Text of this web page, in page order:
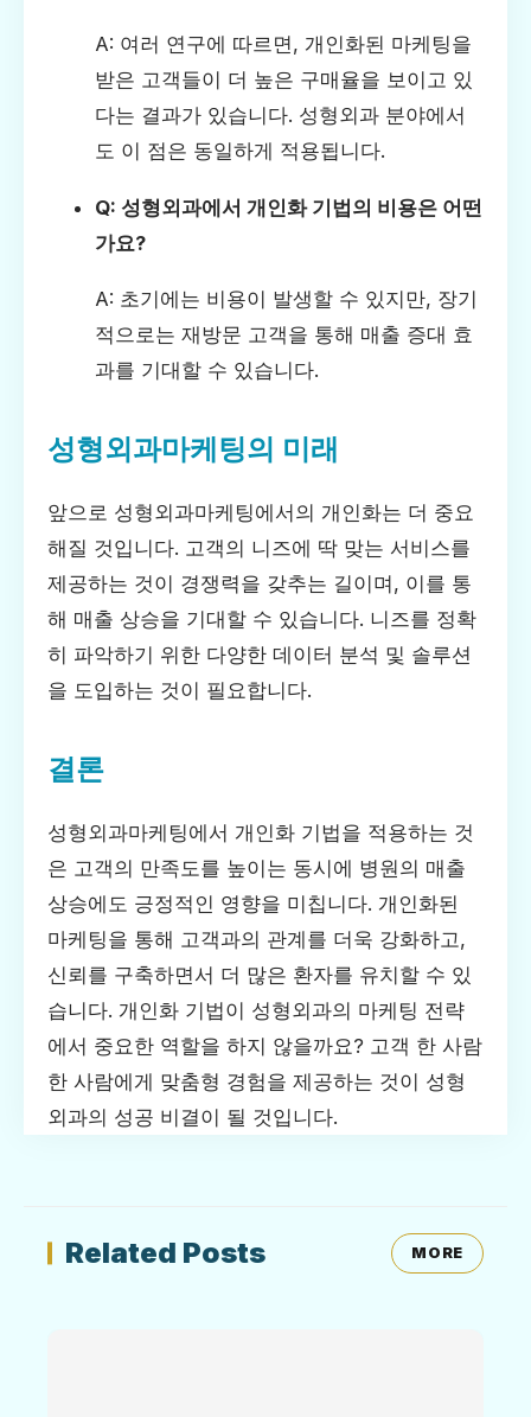
A: 여러 연구에 따르면, 개인화된 마케팅을
받은 고객들이 더 높은 구매율을 보이고 있
다는 결과가 있습니다. 성형외과 분야에서
도 이 점은 동일하게 적용됩니다.
Q: 성형외과에서 개인화 기법의 비용은 어떤
가요?
A: 초기에는 비용이 발생할 수 있지만, 장기
적으로는 재방문 고객을 통해 매출 증대 효
과를 기대할 수 있습니다.
성형외과마케팅의 미래
앞으로 성형외과마케팅에서의 개인화는 더 중요
해질 것입니다. 고객의 니즈에 딱 맞는 서비스를
제공하는 것이 경쟁력을 갖추는 길이며, 이를 통
해 매출 상승을 기대할 수 있습니다. 니즈를 정확
히 파악하기 위한 다양한 데이터 분석 및 솔루션
을 도입하는 것이 필요합니다.
결론
성형외과마케팅에서 개인화 기법을 적용하는 것
은 고객의 만족도를 높이는 동시에 병원의 매출
상승에도 긍정적인 영향을 미칩니다. 개인화된
마케팅을 통해 고객과의 관계를 더욱 강화하고,
신뢰를 구축하면서 더 많은 환자를 유치할 수 있
습니다. 개인화 기법이 성형외과의 마케팅 전략
에서 중요한 역할을 하지 않을까요? 고객 한 사람
한 사람에게 맞춤형 경험을 제공하는 것이 성형
외과의 성공 비결이 될 것입니다.
Related Posts MORE